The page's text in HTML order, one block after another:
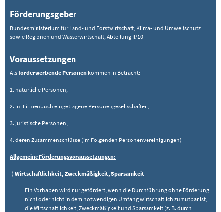
Förderungsgeber
Bundesministerium für Land- und Forstwirtschaft, Klima- und Umweltschutz
sowie Regionen und Wasserwirtschaft, Abteilung II/10
Voraussetzungen
Alsförderwerbende Personen kommen in Betracht:
1. natürliche Personen,
2. im Firmenbuch eingetragene Personengesellschaften,
3. juristische Personen,
4. deren Zusammenschlüsse (im Folgenden Personenvereinigungen)
Allgemeine Förderungsvoraussetzungen:
-) Wirtschaftlichkeit, Zweckmäßigkeit, Sparsamkeit
Ein Vorhaben wird nur gefördert, wenn die Durchführung ohne Förderung
nicht oder nicht in dem notwendigen Umfang wirtschaftlich zumutbar ist,
die Wirtschaftlichkeit, Zweckmäßigkeit und Sparsamkeit (z. B. durch